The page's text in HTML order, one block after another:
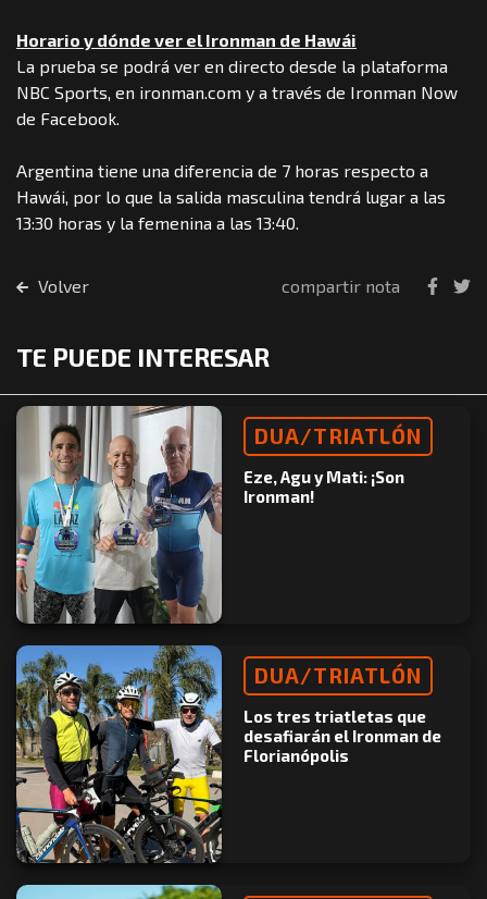
Horario y dónde ver el Ironman de Hawái
La prueba se podrá ver en directo desde la plataforma
NBC Sports, en ironman.com y a través de Ironman Now
de Facebook.
Argentina tiene una diferencia de 7 horas respecto a
Hawái, por lo que la salida masculina tendrá lugar a las
13:30 horas y la femenina a las 13:40.
Volver compartir nota
TE PUEDE INTERESAR
DUA/TRIATLÓN
Eze, Agu y Mati: ¡Son
Ironman!
DUA/TRIATLÓN
Los tres triatletas que
desafiarán el Ironman de
Florianópolis